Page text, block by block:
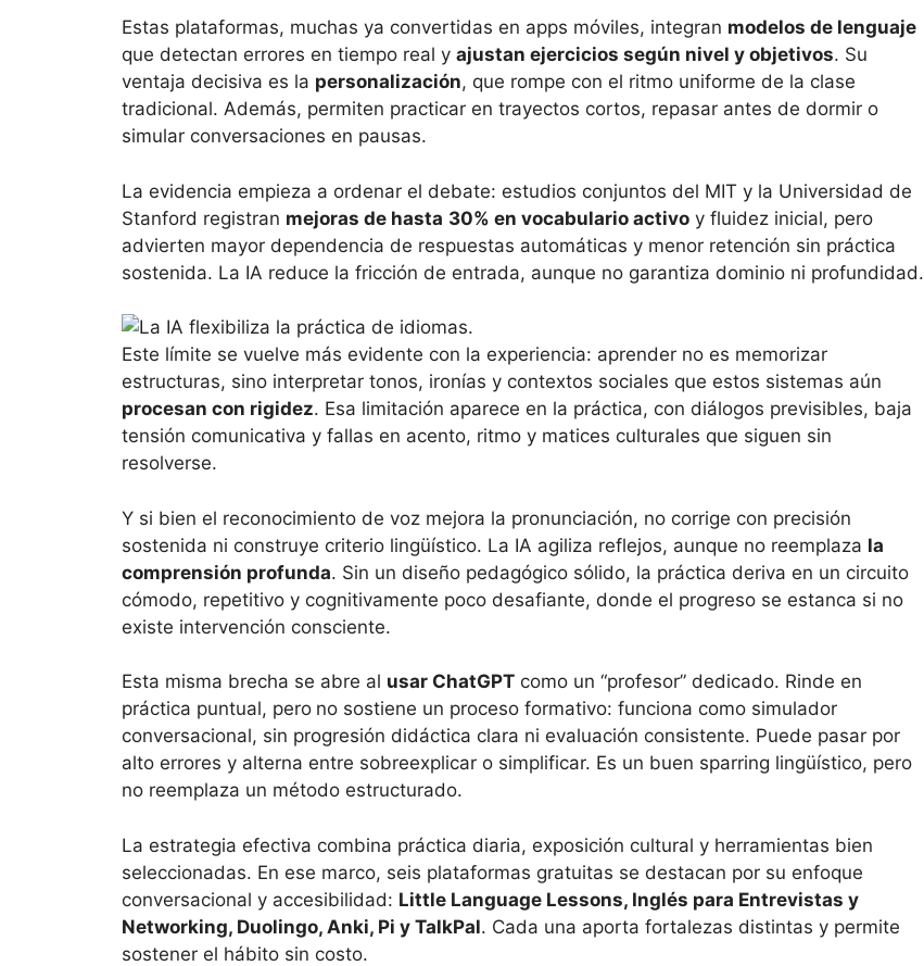
Estas plataformas, muchas ya convertidas en apps móviles, integran modelos de lenguaje
que detectan errores en tiempo real y ajustan ejercicios según nivel y objetivos. Su
ventaja decisiva es la personalización, que rompe con el ritmo uniforme de la clase
tradicional. Además, permiten practicar en trayectos cortos, repasar antes de dormir o
simular conversaciones en pausas.
La evidencia empieza a ordenar el debate: estudios conjuntos del MIT y la Universidad de
Stanford registran mejoras de hasta 30% en vocabulario activo y fluidez inicial, pero
advierten mayor dependencia de respuestas automáticas y menor retención sin práctica
sostenida. La IA reduce la fricción de entrada, aunque no garantiza dominio ni profundidad.
Este límite se vuelve más evidente con la experiencia: aprender no es memorizar
estructuras, sino interpretar tonos, ironías y contextos sociales que estos sistemas aún
procesan con rigidez. Esa limitación aparece en la práctica, con diálogos previsibles, baja
tensión comunicativa y fallas en acento, ritmo y matices culturales que siguen sin
resolverse.
Y si bien el reconocimiento de voz mejora la pronunciación, no corrige con precisión
sostenida ni construye criterio lingüístico. La IA agiliza reflejos, aunque no reemplaza la
comprensión profunda. Sin un diseño pedagógico sólido, la práctica deriva en un circuito
cómodo, repetitivo y cognitivamente poco desafiante, donde el progreso se estanca si no
existe intervención consciente.
Esta misma brecha se abre al usar ChatGPT como un “profesor” dedicado. Rinde en
práctica puntual, pero no sostiene un proceso formativo: funciona como simulador
conversacional, sin progresión didáctica clara ni evaluación consistente. Puede pasar por
alto errores y alterna entre sobreexplicar o simplificar. Es un buen sparring lingüístico, pero
no reemplaza un método estructurado.
La estrategia efectiva combina práctica diaria, exposición cultural y herramientas bien
seleccionadas. En ese marco, seis plataformas gratuitas se destacan por su enfoque
conversacional y accesibilidad: Little Language Lessons, Inglés para Entrevistas y
Networking, Duolingo, Anki, Pi y TalkPal. Cada una aporta fortalezas distintas y permite
sostener el hábito sin costo.